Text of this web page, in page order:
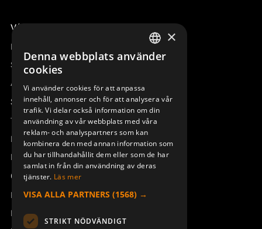
Våra radiostyrningar – översikt
Remotus
Sesam
Access_Ctrl
Support
Teknisk support
Boka service
Manualer och videoinstruktioner
Om Åkerströms
Kontakt
Nyheter
SWEDISH
DEUTSCH
×
Denna webbplats använder
cookies
Vi använder cookies för att anpassa
innehåll, annonser och för att analysera vår
trafik. Vi delar också information om din
användning av vår webbplats med våra
reklam- och analyspartners som kan
kombinera den med annan information som
du har tillhandahållit dem eller som de har
samlat in från din användning av deras
tjänster. Läs mer
VISA ALLA PARTNERS (1568) →
STRIKT NÖDVÄNDIGT